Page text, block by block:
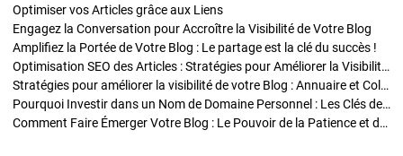
Optimiser vos Articles grâce aux Liens
Engagez la Conversation pour Accroître la Visibilité de Votre Blog
Amplifiez la Portée de Votre Blog : Le partage est la clé du succès !
Optimisation SEO des Articles : Stratégies pour Améliorer la Visibilité de Votre Blog
Stratégies pour améliorer la visibilité de votre Blog : Annuaire et Collaborations
Pourquoi Investir dans un Nom de Domaine Personnel : Les Clés de la Réussite de Votre Blog
Comment Faire Émerger Votre Blog : Le Pouvoir de la Patience et de la Persévérance